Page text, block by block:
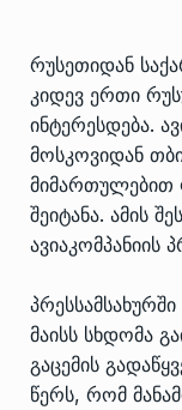
რუსეთიდან
კიდევ ერთი
ინტერესდება.
მოსკოვიდან
მიმართულებით
შეიტანა. ამის
ავიაკომპანიის
მაისს სხდომა
გაცემის
წერს, რომ